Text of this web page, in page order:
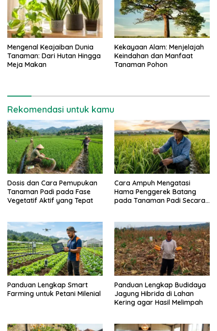
Mengenal Keajaiban Dunia
Tanaman: Dari Hutan Hingga
Meja Makan
Kekayaan Alam: Menjelajah
Keindahan dan Manfaat
Tanaman Pohon
Rekomendasi untuk kamu
Dosis dan Cara Pemupukan
Tanaman Padi pada Fase
Vegetatif Aktif yang Tepat
Cara Ampuh Mengatasi
Hama Penggerek Batang
pada Tanaman Padi Secara
Panduan Lengkap Smart
Farming untuk Petani Milenial
Panduan Lengkap Budidaya
Jagung Hibrida di Lahan
Kering agar Hasil Melimpah